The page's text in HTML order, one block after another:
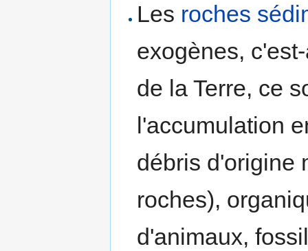
Les roches
exogènes,
de la Terre, ce
l'accumulation
débris d'origine
roches),
d'animaux,